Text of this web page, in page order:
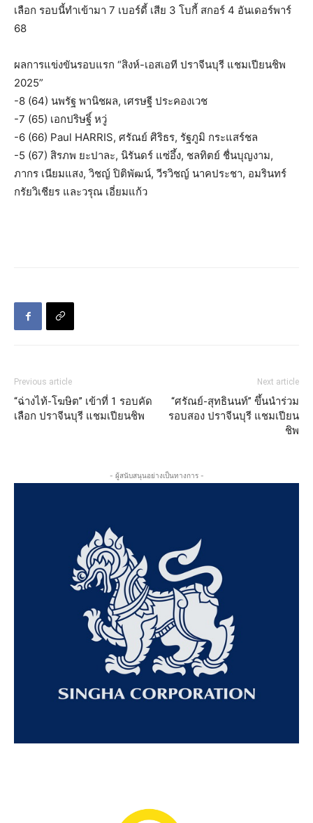
เลือก รอบนี้ทำเข้ามา 7 เบอร์ดี้ เสีย 3 โบกี้ สกอร์ 4 อันเดอร์พาร์
68
ผลการแข่งขันรอบแรก “สิงห์-เอสเอที ปราจีนบุรี แชมเปียนชิพ
2025”
-8 (64) นพรัฐ พานิชผล, เศรษฐี ประคองเวช
-7 (65) เอกปริษฐิ์ หวู่
-6 (66) Paul HARRIS, ศรัณย์ ศิริธร, รัฐภูมิ กระแสร์ชล
-5 (67) สิรภพ ยะปาละ, นิรันดร์ แซ่อึ้ง, ชลทิตย์ ชื่นบุญงาม,
ภากร เนียมแสง, วิชญ์ ปิติพัฒน์, วีรวิชญ์ นาคประชา, อมรินทร์
กรัยวิเชียร และวรุณ เอี่ยมแก้ว
Previous article
“ฉ่างไท้-โฆษิต” เข้าที่ 1 รอบคัด
เลือก ปราจีนบุรี แชมเปียนชิพ
Next article
“ศรัณย์-สุทธินนท์” ขึ้นนำร่วม
รอบสอง ปราจีนบุรี แชมเปียน
ชิพ
- ผู้สนับสนุนอย่างเป็นทางการ -